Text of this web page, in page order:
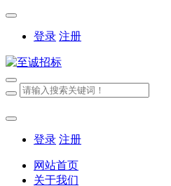
登录 注册
登录 注册
网站首页
关于我们